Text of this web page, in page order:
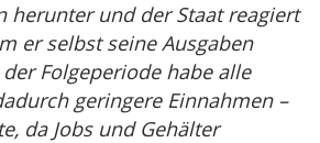
herunter und der Staat reagiert
er selbst seine Ausgaben
Folgeperiode habe alle
geringere Einnahmen –
da Jobs und Gehälter